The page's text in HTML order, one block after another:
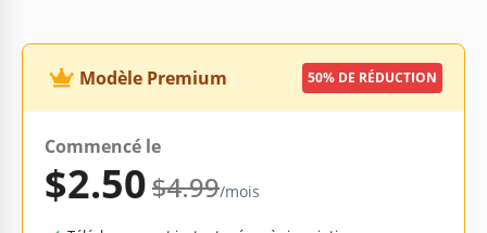
Modèle Premium 50% DE RÉDUCTION
Commencé le
$2.50$4.99/mois